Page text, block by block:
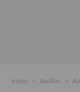
Inicio > Anillos >